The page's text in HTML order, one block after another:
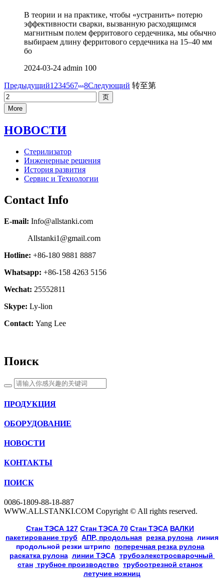
В теории и на практике, чтобы «устранить» потерю
эффективности сварки, вызванную расходящимся
магнитным полем ферритового сердечника, мы обычно
выбираем длину ферритового сердечника на 15–40 мм
бо
2024-03-24 admin 100
Предыдущий1 234567...8Следующий 转至第
More
НОВОСТИ
Стерилизатор
Инженерные решения
История развития
Сервис и Технологии
Contact Info
E-mail: Info@allstanki.com
Allstanki1@gmail.com
Hotline: +86-180 9881 8887
Whatsapp: +86-158 4263 5156
Wechat: 25552811
Skype: Ly-lion
Contact: Yang Lee
Поиск
ПРОДУКЦИЯ
ОБОРУДОВАНИЕ
НОВОСТИ
КОНТАКТЫ
ПОИСК
0086-1809-88-18-887
WWW.ALLSTANKI.COM Copyright © All rights reserved.
Cтан ТЭСА 127 Cтан ТЭСА 70 Cтан ТЭСА ВАЛКИ
пакетирование труб АПР, продольная резка рулона линия
продольной резки штрипс, поперечная резка рулона
раскатка рулона, линии ТЭСА, трубоэлекстросварочный
стан трубное производство трубоотрезной станок
летучие ножниц